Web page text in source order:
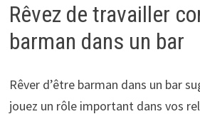
Rêvez de travailler
barman dans un bar
Rêver d’être barman dans un bar
jouez un rôle important dans vos